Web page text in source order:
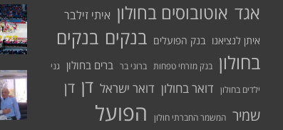
אגד אוטובוסים בחולון איתי זילבר
איתן לנציאנו בנק הפועלים בנקים בנקים
בחולון בנק מזרחי טפחות ברוני בר ברים בחולון גני
ילדים בחולון דואר בחולון דואר ישראל דן דן
שמיר המשמר החברתי חולון
הפועל